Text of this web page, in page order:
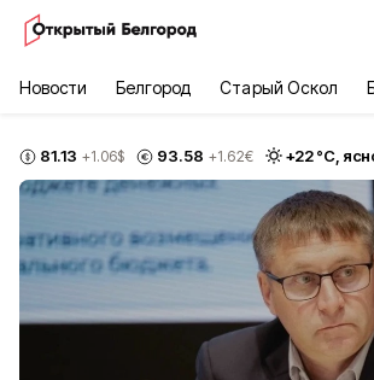
Новости Белгород Старый Оскол
81.13 +1.06$ 93.58 +1.62€ +22°С,